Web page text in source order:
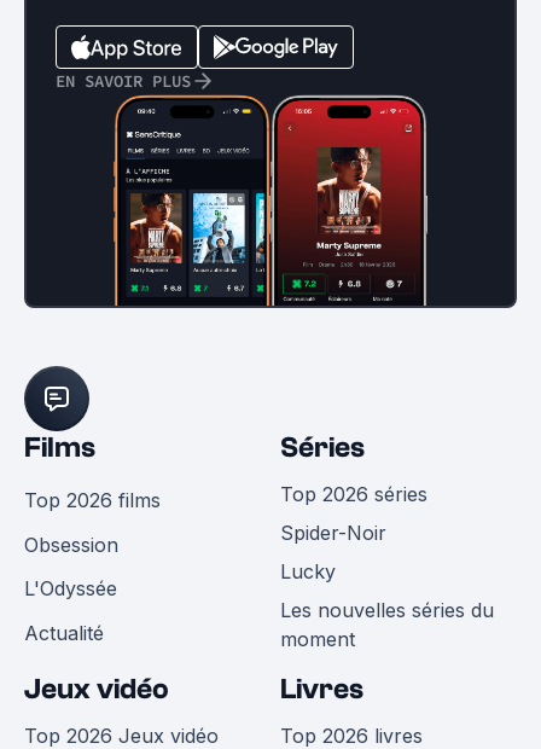
EN SAVOIR PLUS
Films
Top 2026 films
Obsession
L'Odyssée
Actualité
Séries
Top 2026 séries
Spider-Noir
Lucky
Les nouvelles séries du
moment
Jeux vidéo
Top 2026 Jeux vidéo
Livres
Top 2026 livres